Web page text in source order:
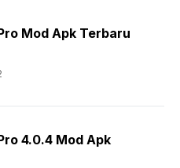
Mod Apk Terbaru
4.0.4 Mod Apk